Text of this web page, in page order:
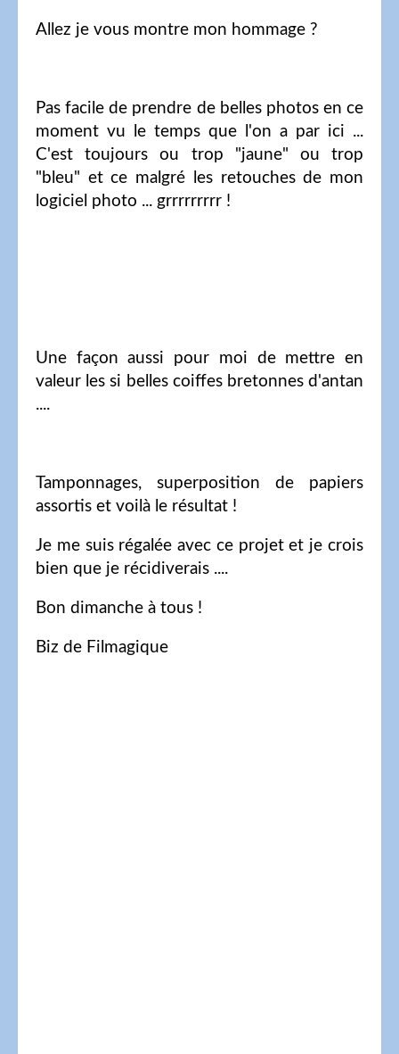
Allez je vous montre mon hommage ?
Pas facile de prendre de belles photos en ce
moment vu le temps que l'on a par ici ...
C'est toujours ou trop "jaune" ou trop
"bleu" et ce malgré les retouches de mon
logiciel photo ... grrrrrrrrr !
Une façon aussi pour moi de mettre en
valeur les si belles coiffes bretonnes d'antan
....
Tamponnages, superposition de papiers
assortis et voilà le résultat !
Je me suis régalée avec ce projet et je crois
bien que je récidiverais ....
Bon dimanche à tous !
Biz de Filmagique